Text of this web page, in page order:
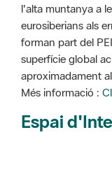
l'alta muntanya a
eurosiberians als
forman part del
superfície global
aproximadament
Més informació :
Espai